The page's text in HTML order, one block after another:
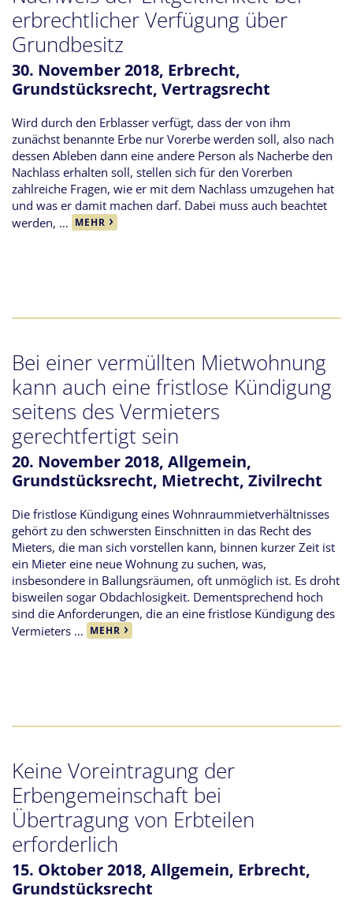
erbrechtlicher Verfügung über
Grundbesitz
30. November 2018, Erbrecht,
Grundstücksrecht, Vertragsrecht
Wird durch den Erblasser verfügt, dass der von ihm
zunächst benannte Erbe nur Vorerbe werden soll, also nach
dessen Ableben dann eine andere Person als Nacherbe den
Nachlass erhalten soll, stellen sich für den Vorerben
zahlreiche Fragen, wie er mit dem Nachlass umzugehen hat
und was er damit machen darf. Dabei muss auch beachtet
werden, … MEHR
Bei einer vermüllten Mietwohnung
kann auch eine fristlose Kündigung
seitens des Vermieters
gerechtfertigt sein
20. November 2018, Allgemein,
Grundstücksrecht, Mietrecht, Zivilrecht
Die fristlose Kündigung eines Wohnraummietverhältnisses
gehört zu den schwersten Einschnitten in das Recht des
Mieters, die man sich vorstellen kann, binnen kurzer Zeit ist
ein Mieter eine neue Wohnung zu suchen, was,
insbesondere in Ballungsräumen, oft unmöglich ist. Es droht
bisweilen sogar Obdachlosigkeit. Dementsprechend hoch
sind die Anforderungen, die an eine fristlose Kündigung des
Vermieters … MEHR
Keine Voreintragung der
Erbengemeinschaft bei
Übertragung von Erbteilen
erforderlich
15. Oktober 2018, Allgemein, Erbrecht,
Grundstücksrecht